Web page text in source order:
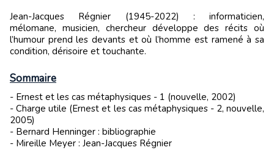
Jean-Jacques Régnier (1945-2022) : informaticien,
mélomane, musicien, chercheur développe des récits où
l’humour prend les devants et où l’homme est ramené à sa
condition, dérisoire et touchante.
Sommaire
- Ernest et les cas métaphysiques - 1 (nouvelle, 2002)
- Charge utile (Ernest et les cas métaphysiques - 2, nouvelle,
2005)
- Bernard Henninger : bibliographie
- Mireille Meyer : Jean-Jacques Régnier